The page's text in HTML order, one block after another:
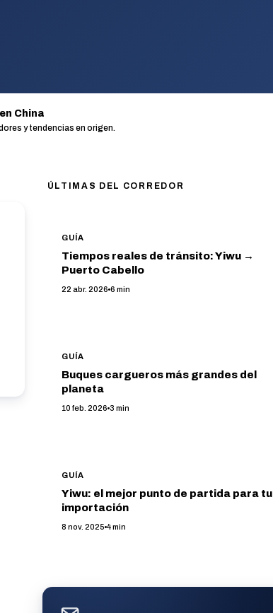
China
y tendencias en origen.
ÚLTIMAS DEL CORREDOR
GUÍA
Tiempos reales de tránsito: Yiwu →
Puerto Cabello
22 abr. 2026 6 min
GUÍA
Buques cargueros más grandes del
planeta
10 feb. 2026 3 min
GUÍA
Yiwu: el mejor punto de partida para tu
importación
8 nov. 2025 4min